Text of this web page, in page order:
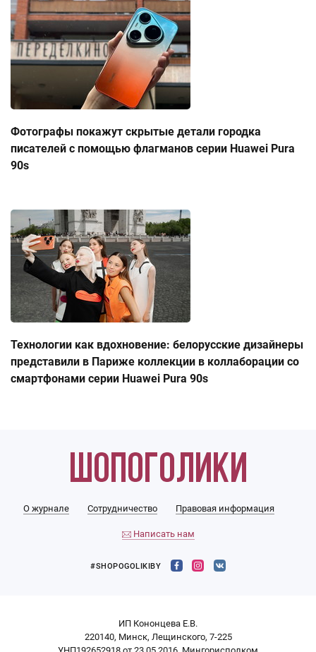
Фотографы покажут скрытые детали городка
писателей с помощью флагманов серии Huawei Pura
90s
Технологии как вдохновение: белорусские дизайнеры
представили в Париже коллекции в коллаборации со
смартфонами серии Huawei Pura 90s
О журнале Сотрудничество Правовая информация
Написать нам
#SHOPOGOLIKIBY
ИП Кононцева Е.В.
220140, Минск, Лещинского, 7-225